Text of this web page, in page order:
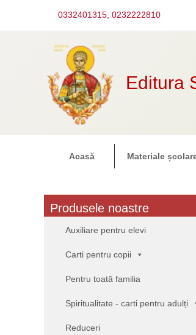
0332401315, 0232222810
Editura
Acasă Materiale
Produsele noastre
Auxiliare pentru elevi
Carti pentru copii
Pentru toată familia
Spiritualitate - carti pentru adulți
Reduceri